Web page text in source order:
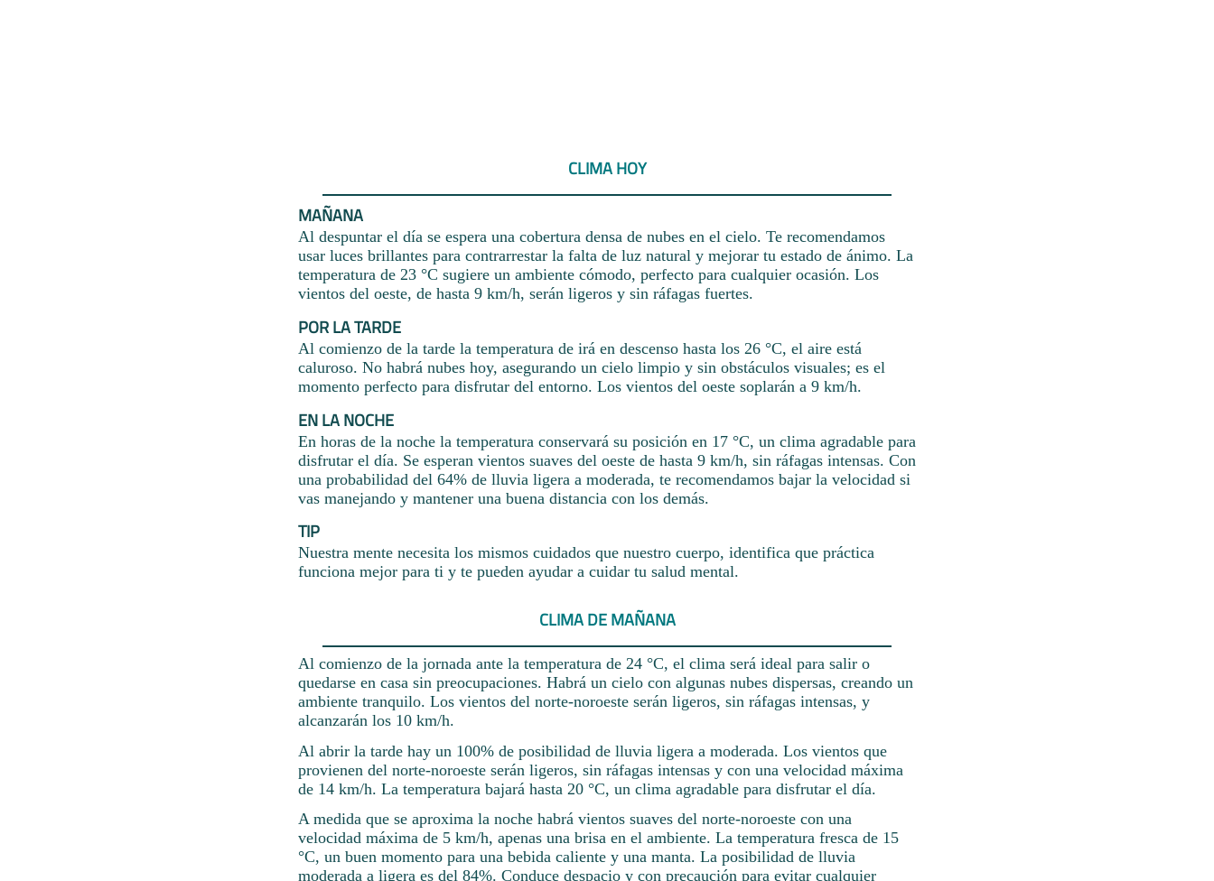
CLIMA HOY
MAÑANA
Al despuntar el día se espera una cobertura densa de nubes en el cielo. Te recomendamos
usar luces brillantes para contrarrestar la falta de luz natural y mejorar tu estado de ánimo. La
temperatura de 23 °C sugiere un ambiente cómodo, perfecto para cualquier ocasión. Los
vientos del oeste, de hasta 9 km/h, serán ligeros y sin ráfagas fuertes.
POR LA TARDE
Al comienzo de la tarde la temperatura de irá en descenso hasta los 26 °C, el aire está
caluroso. No habrá nubes hoy, asegurando un cielo limpio y sin obstáculos visuales; es el
momento perfecto para disfrutar del entorno. Los vientos del oeste soplarán a 9 km/h.
EN LA NOCHE
En horas de la noche la temperatura conservará su posición en 17 °C, un clima agradable para
disfrutar el día. Se esperan vientos suaves del oeste de hasta 9 km/h, sin ráfagas intensas. Con
una probabilidad del 64% de lluvia ligera a moderada, te recomendamos bajar la velocidad si
vas manejando y mantener una buena distancia con los demás.
TIP
Nuestra mente necesita los mismos cuidados que nuestro cuerpo, identifica que práctica
funciona mejor para ti y te pueden ayudar a cuidar tu salud mental.
CLIMA DE MAÑANA
Al comienzo de la jornada ante la temperatura de 24 °C, el clima será ideal para salir o
quedarse en casa sin preocupaciones. Habrá un cielo con algunas nubes dispersas, creando un
ambiente tranquilo. Los vientos del norte-noroeste serán ligeros, sin ráfagas intensas, y
alcanzarán los 10 km/h.
Al abrir la tarde hay un 100% de posibilidad de lluvia ligera a moderada. Los vientos que
provienen del norte-noroeste serán ligeros, sin ráfagas intensas y con una velocidad máxima
de 14 km/h. La temperatura bajará hasta 20 °C, un clima agradable para disfrutar el día.
A medida que se aproxima la noche habrá vientos suaves del norte-noroeste con una
velocidad máxima de 5 km/h, apenas una brisa en el ambiente. La temperatura fresca de 15
°C, un buen momento para una bebida caliente y una manta. La posibilidad de lluvia
moderada a ligera es del 84%. Conduce despacio y con precaución para evitar cualquier